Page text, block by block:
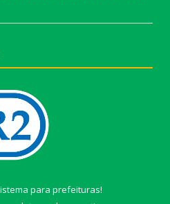
para prefeituras!